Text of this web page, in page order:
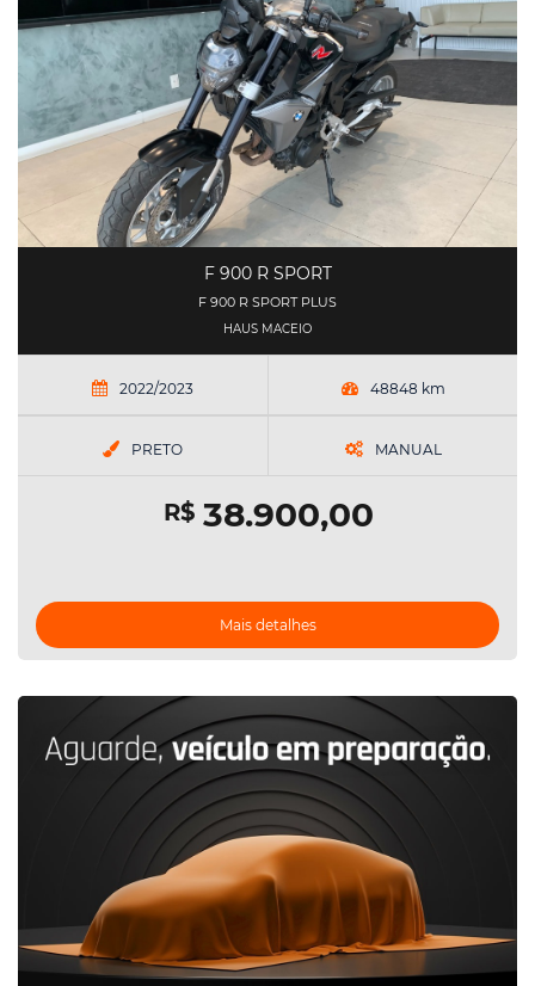
F 900 R SPORT
F 900 R SPORT PLUS
HAUS MACEIO
2022/2023 48848 km
PRETO MANUAL
R$38.900,00
Mais detalhes